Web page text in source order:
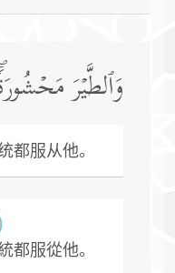
وَٱلطَّیۡرَ
都服从他。
都服從他。